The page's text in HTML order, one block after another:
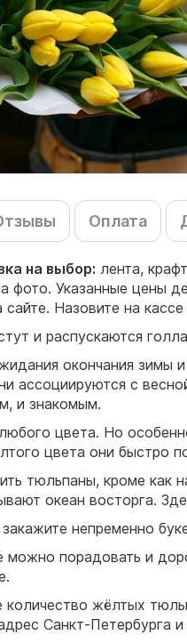
Оплата
на выбор: лента,
фото. Указанные цены
сайте. Назовите на
и распускаются
окончания зимы
ассоциируются с
и знакомым.
цвета. Но
цвета они быстро
тюльпаны, кроме как
океан восторга.
закажите непременно
порадовать и
количество жёлтых
Санкт-Петербурга